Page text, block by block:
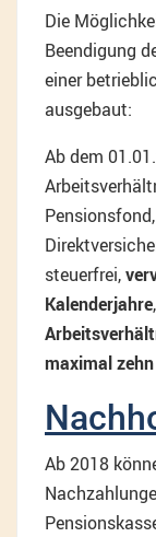
Die
Beendigung
einer
ausgebaut:
Ab dem
steuerfrei,
Kalenderjahre
maximal
Ab 2018